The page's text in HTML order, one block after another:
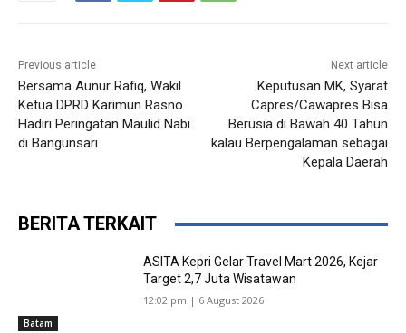
Previous article
Bersama Aunur Rafiq, Wakil
Ketua DPRD Karimun Rasno
Hadiri Peringatan Maulid Nabi
di Bangunsari
Next article
Keputusan MK, Syarat
Capres/Cawapres Bisa
Berusia di Bawah 40 Tahun
kalau Berpengalaman sebagai
Kepala Daerah
BERITA TERKAIT
Batam
ASITA Kepri Gelar Travel Mart 2026, Kejar
Target 2,7 Juta Wisatawan
12:02 pm | 6 August 2026